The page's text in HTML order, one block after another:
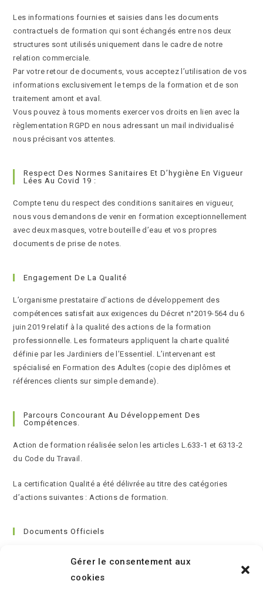
Gérer le consentement aux
cookies
Les informations fournies et saisies dans les documents
contractuels de formation qui sont échangés entre nos deux
structures sont utilisés uniquement dans le cadre de notre
relation commerciale.
Par votre retour de documents, vous acceptez l’utilisation de vos
informations exclusivement le temps de la formation et de son
traitement amont et aval.
Vous pouvez à tous moments exercer vos droits en lien avec la
règlementation RGPD en nous adressant un mail individualisé
nous précisant vos attentes.
Respect Des Normes Sanitaires Et D’hygiène En Vigueur
Lées Au Covid 19 :
Compte tenu du respect des conditions sanitaires en vigueur,
nous vous demandons de venir en formation exceptionnellement
avec deux masques, votre bouteille d’eau et vos propres
documents de prise de notes.
Engagement De La Qualité
L’organisme prestataire d’actions de développement des
compétences satisfait aux exigences du Décret n°2019-564 du 6
juin 2019 relatif à la qualité des actions de la formation
professionnelle. Les formateurs appliquent la charte qualité
définie par les Jardiniers de l’Essentiel. L’intervenant est
spécialisé en Formation des Adultes (copie des diplômes et
références clients sur simple demande).
Parcours Concourant Au Développement Des
Compétences.
Action de formation réalisée selon les articles L.633-1 et 6313-2
du Code du Travail.
La certification Qualité a été délivrée au titre des catégories
d’actions suivantes : Actions de formation.
Documents Officiels
Règlement Intérieur
Charte du Formateur